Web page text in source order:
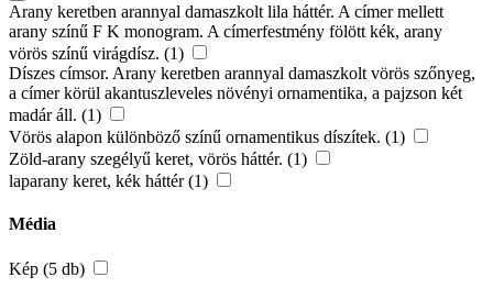
Arany keretben arannyal damaszkolt lila háttér. A címer mellett
arany színű F K monogram. A címerfestmény fölött kék, arany
vörös színű virágdísz. (1)
Díszes címsor. Arany keretben arannyal damaszkolt vörös szőnyeg,
a címer körül akantuszleveles növényi ornamentika, a pajzson két
madár áll. (1)
Vörös alapon különböző színű ornamentikus díszítek. (1)
Zöld-arany szegélyű keret, vörös háttér. (1)
laparany keret, kék háttér (1)
Média
Kép (5 db)